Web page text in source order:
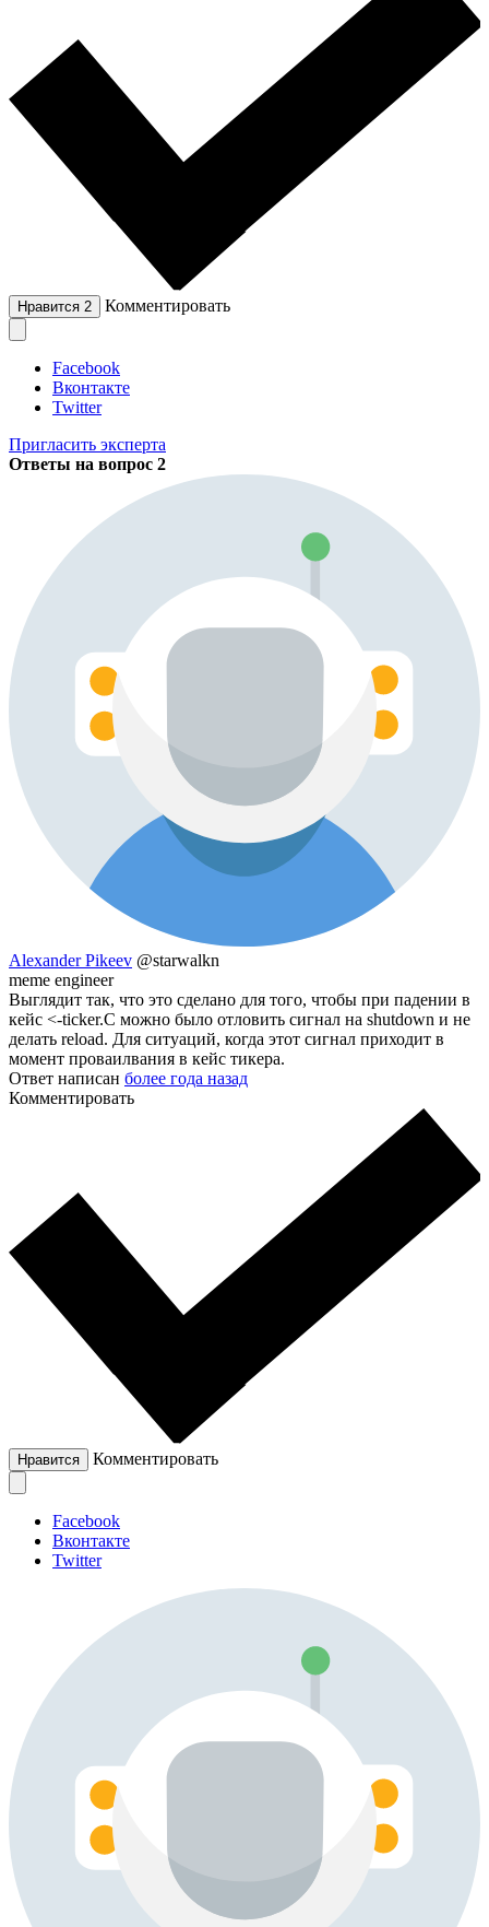
Нравится 2 Комментировать
Facebook
Вконтакте
Twitter
Пригласить эксперта
Ответы на вопрос 2
Alexander Pikeev @starwalkn
meme engineer
Выглядит так, что это сделано для того, чтобы при падении в
кейс <-ticker.C можно было отловить сигнал на shutdown и не
делать reload. Для ситуаций, когда этот сигнал приходит в
момент проваилвания в кейс тикера.
Ответ написан более года назад
Комментировать
Нравится Комментировать
Facebook
Вконтакте
Twitter